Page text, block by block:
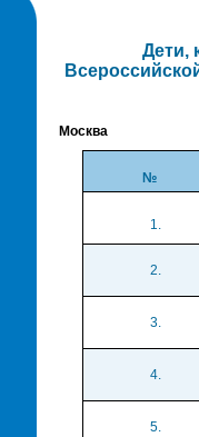
Дети,
Москва
№
1.
2.
3.
4.
5.